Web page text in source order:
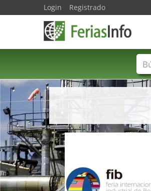
Login Registrado